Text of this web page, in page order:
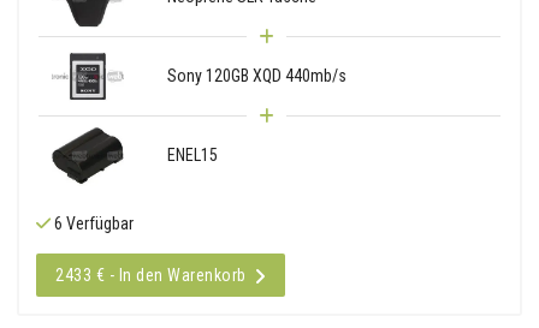
Sony 120GB XQD 440mb/s
ENEL15
6 Verfügbar
2433 € - In den Warenkorb